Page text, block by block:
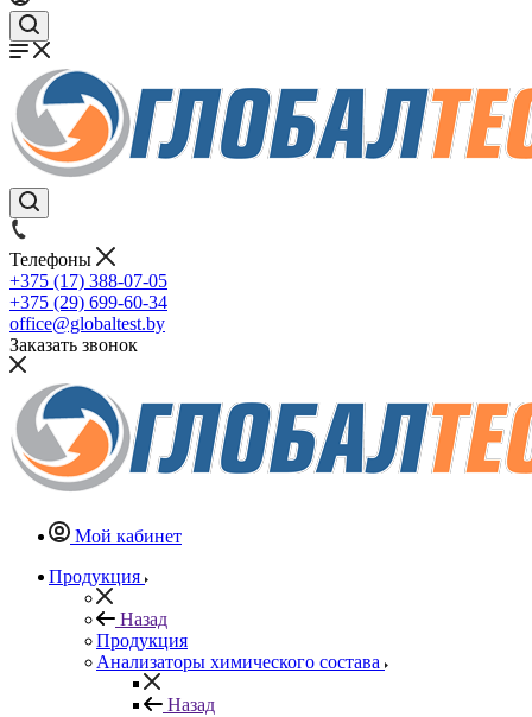
Телефоны
+375 (17) 388-07-05
+375 (29) 699-60-34
office@globaltest.by
Заказать звонок
Мой кабинет
Продукция
Назад
Продукция
Анализаторы химического состава
Назад